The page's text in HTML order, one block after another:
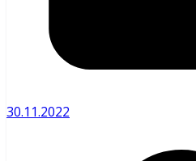
30.11.2022